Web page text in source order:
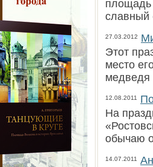
площадь
славный
27.03.2012
Этот
место
медведя
12.08.2011
На
обычаю
14.07.2011